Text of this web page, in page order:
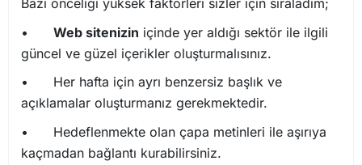
Bazı önceliği yüksek faktörleri sizler için sıraladım;
•
Web sitenizin içinde yer aldığı sektör ile ilgili
güncel ve güzel içerikler oluşturmalısınız.
•
Her hafta için ayrı benzersiz başlık ve
açıklamalar oluşturmanız gerekmektedir.
•
Hedeflenmekte olan çapa metinleri ile aşırıya
kaçmadan bağlantı kurabilirsiniz.